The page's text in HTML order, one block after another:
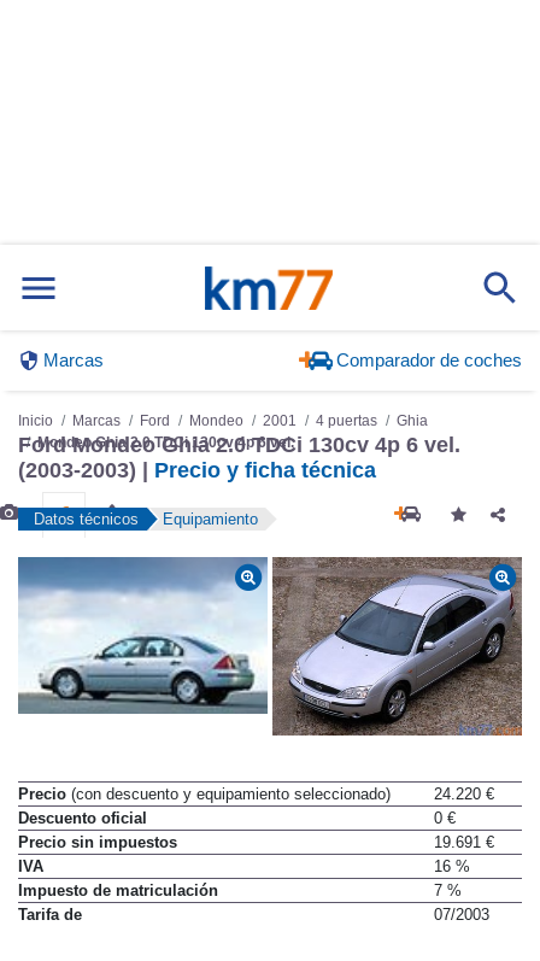
Marcas Comparador de coches
Inicio Marcas Ford Mondeo 2001 4 puertas
Ghia
Mondeo Ghia 2.0 TDCi 130cv 4p 6 vel.
Ford Mondeo Ghia 2.0 TDCi 130cv 4p 6 vel.
(2003-2003) | Precio y ficha técnica
Datos técnicos Equipamiento
Precio (con descuento y equipamiento seleccionado)
24.220 €
Descuento oficial
0 €
Precio sin impuestos
19.691 €
IVA
16 %
Impuesto de matriculación
7 %
Tarifa de
07/2003